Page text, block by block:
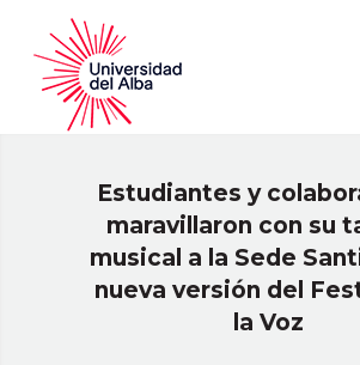
Estudiantes y
maravillaron con su
musical a la Sede
nueva versión del
la Voz